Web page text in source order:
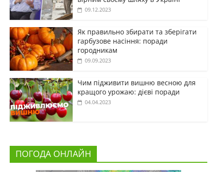
09.12.2023
Як правильно збирати та зберігати
гарбузове насіння: поради
городникам
09.09.2023
Чим підживити вишню весною для
кращого урожаю: дієві поради
04.04.2023
ПОГОДА ОНЛАЙН